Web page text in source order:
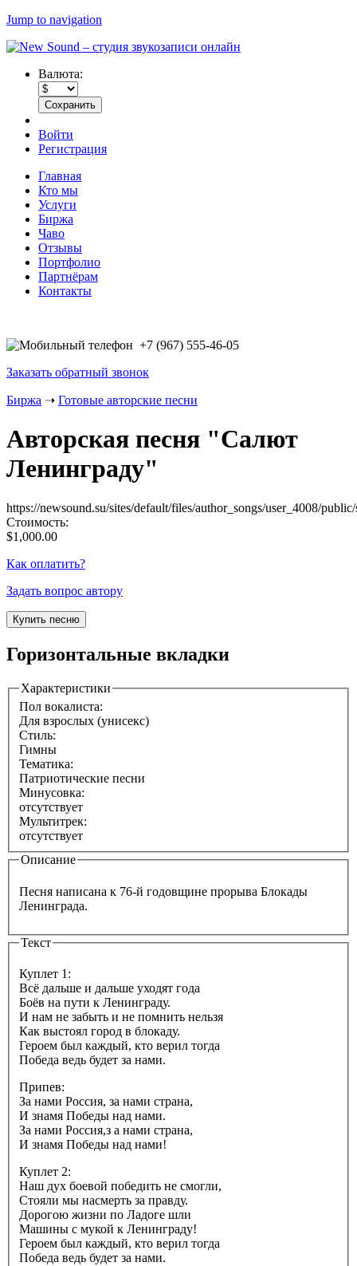
Jump to navigation
Валюта:
Войти
Регистрация
Главная
Кто мы
Услуги
Биржа
Чаво
Отзывы
Портфолио
Партнёрам
Контакты
+7 (967) 555-46-05
Заказать обратный звонок
Биржа ➝ Готовые авторские песни
Авторская песня "Салют
Ленинграду"
https://newsound.su/sites/default/files/author_songs/user_4008/
Стоимость:
$1,000.00
Как оплатить?
Задать вопрос автору
Горизонтальные вкладки
Характеристики
Пол вокалиста:
Для взрослых (унисекс)
Стиль:
Гимны
Тематика:
Патриотические песни
Минусовка:
отсутствует
Мультитрек:
отсутствует
Описание
Песня написана к 76-й годовщине прорыва Блокады
Ленинграда.
Текст
Куплет 1:
Всё дальше и дальше уходят года
Боёв на пути к Ленинграду.
И нам не забыть и не помнить нельзя
Как выстоял город в блокаду.
Героем был каждый, кто верил тогда
Победа ведь будет за нами.
Припев:
За нами Россия, за нами страна,
И знамя Победы над нами.
За нами Россия,з а нами страна,
И знамя Победы над нами!
Куплет 2:
Наш дух боевой победить не смогли,
Стояли мы насмерть за правду.
Дорогою жизни по Ладоге шли
Машины с мукой к Ленинграду!
Героем был каждый, кто верил тогда
Победа ведь будет за нами.